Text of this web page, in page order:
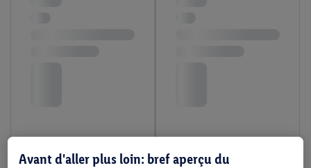
Avant d'aller plus loin: bref aperçu du